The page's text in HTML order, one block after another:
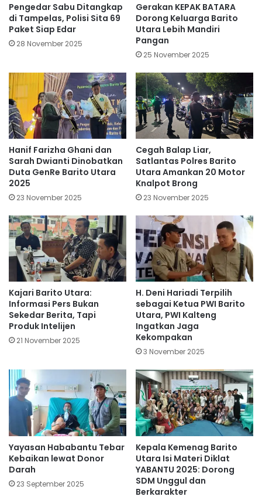
Pengedar Sabu Ditangkap
di Tampelas, Polisi Sita 69
Paket Siap Edar
28 November 2025
Gerakan KEPAK BATARA
Dorong Keluarga Barito
Utara Lebih Mandiri
Pangan
25 November 2025
Hanif Farizha Ghani dan
Sarah Dwianti Dinobatkan
Duta GenRe Barito Utara
2025
23 November 2025
Cegah Balap Liar,
Satlantas Polres Barito
Utara Amankan 20 Motor
Knalpot Brong
23 November 2025
Kajari Barito Utara:
Informasi Pers Bukan
Sekedar Berita, Tapi
Produk Intelijen
21 November 2025
H. Deni Hariadi Terpilih
sebagai Ketua PWI Barito
Utara, PWI Kalteng
Ingatkan Jaga
Kekompakan
3 November 2025
Yayasan Hababantu Tebar
Kebaikan lewat Donor
Darah
23 September 2025
Kepala Kemenag Barito
Utara Isi Materi Diklat
YABANTU 2025: Dorong
SDM Unggul dan
Berkarakter